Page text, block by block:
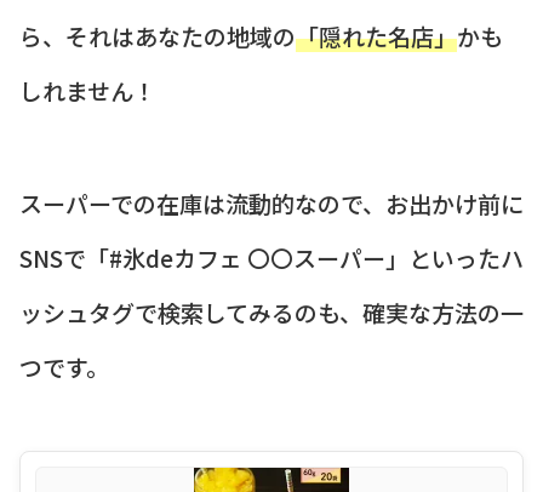
ら、それはあなたの地域の「隠れた名店」かも
しれません！
スーパーでの在庫は流動的なので、お出かけ前に
SNSで「#氷deカフェ 〇〇スーパー」といったハ
ッシュタグで検索してみるのも、確実な方法の一
つです。